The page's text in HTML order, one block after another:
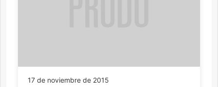
17 de noviembre de 2015